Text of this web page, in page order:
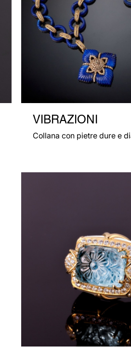
VIBRAZIONI
Collana con pietre dure e